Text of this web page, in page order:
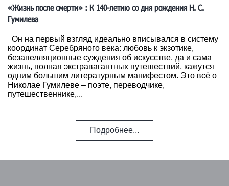
«Жизнь после смерти» : К 140-летию со дня рождения Н. С.
Гумилева
Он на первый взгляд идеально вписывался в систему
координат Серебряного века: любовь к экзотике,
безапелляционные суждения об искусстве, да и сама
жизнь, полная экстравагантных путешествий, кажутся
одним большим литературным манифестом. Это всё о
Николае Гумилеве – поэте, переводчике,
путешественнике,...
Подробнее...